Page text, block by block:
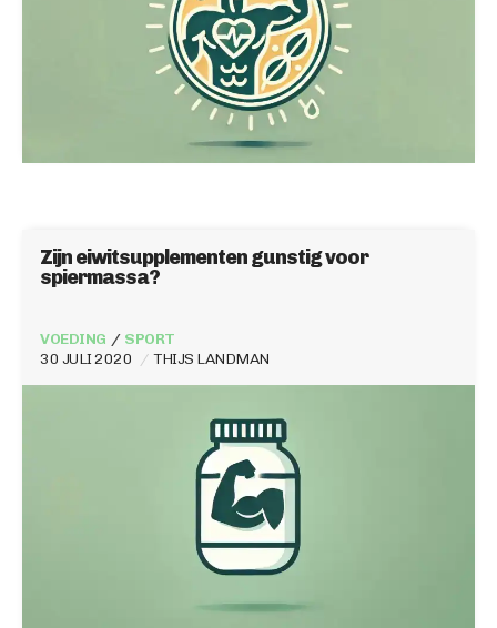
Zijn eiwitsupplementen gunstig voor
spiermassa?
30 JULI 2020 THIJS LANDMAN
VOEDING SPORT